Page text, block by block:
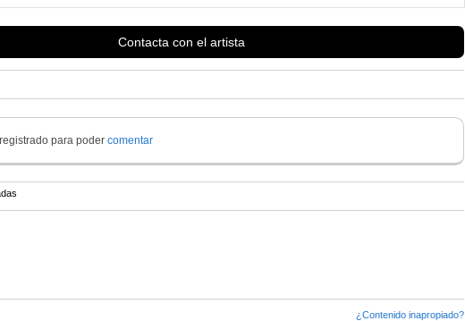
Contacta con el artista
para poder comentar
¿Contenido inapropiado?